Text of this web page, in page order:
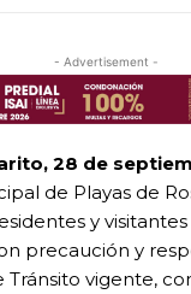
- Advertisement -
28 de
de Playas de
y
precaución y
vigente,